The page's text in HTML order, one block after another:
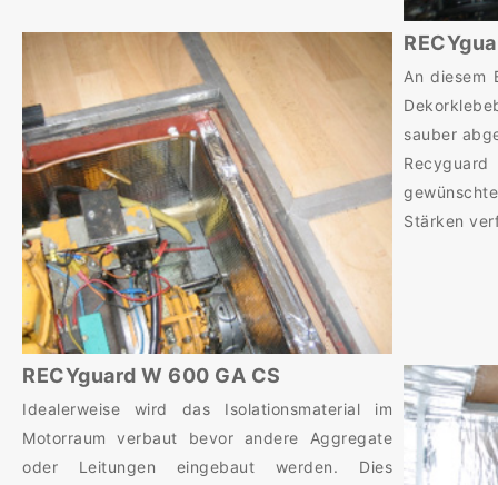
An diesem
sauber
Stärken
RECYguard W 600 GA CS
Idealerweise wird das Isolationsmaterial im
Motorraum verbaut bevor andere Aggregate
oder Leitungen eingebaut werden. Dies